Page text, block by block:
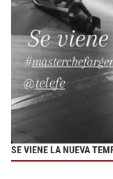
SE VIENE LA NUEVA